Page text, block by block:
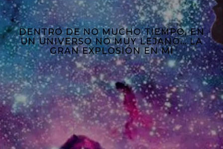
DENTRO DE NO MUCHO TIEMPO, EN
UN UNIVERSO NO MUY LEJANO… LA
GRAN EXPLOSIÓN EN MÍ